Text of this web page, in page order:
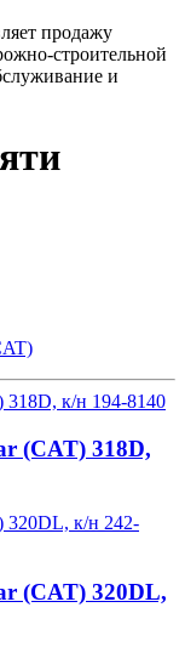
продажу
строительной
и
(CAT) 318D,
(CAT) 320DL,